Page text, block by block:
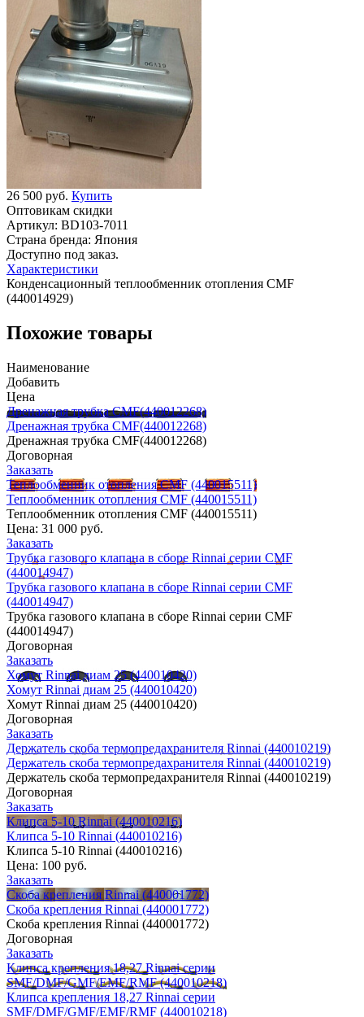
26 500 руб. Купить
Оптовикам скидки
Артикул: BD103-7011
Страна бренда: Япония
Доступно под заказ.
Характеристики
Конденсационный теплообменник отопления CMF
(440014929)
Похожие товары
Наименование
Добавить
Цена
Дренажная трубка CMF(440012268)
Дренажная трубка CMF(440012268)
Дренажная трубка CMF(440012268)
Договорная
Заказать
Теплообменник отопления CMF (440015511)
Теплообменник отопления CMF (440015511)
Теплообменник отопления CMF (440015511)
Цена: 31 000 руб.
Заказать
Трубка газового клапана в сборе Rinnai серии CMF
(440014947)
Трубка газового клапана в сборе Rinnai серии CMF
(440014947)
Трубка газового клапана в сборе Rinnai серии CMF
(440014947)
Договорная
Заказать
Хомут Rinnai диам 25 (440010420)
Хомут Rinnai диам 25 (440010420)
Хомут Rinnai диам 25 (440010420)
Договорная
Заказать
Держатель скоба термопредахранителя Rinnai (440010219)
Держатель скоба термопредахранителя Rinnai (440010219)
Держатель скоба термопредахранителя Rinnai (440010219)
Договорная
Заказать
Клипса 5-10 Rinnai (440010216)
Клипса 5-10 Rinnai (440010216)
Клипса 5-10 Rinnai (440010216)
Цена: 100 руб.
Заказать
Скоба крепления Rinnai (440001772)
Скоба крепления Rinnai (440001772)
Скоба крепления Rinnai (440001772)
Договорная
Заказать
Клипса крепления 18,27 Rinnai серии
SMF/DMF/GMF/EMF/RMF (440010218)
Клипса крепления 18,27 Rinnai серии
SMF/DMF/GMF/EMF/RMF (440010218)